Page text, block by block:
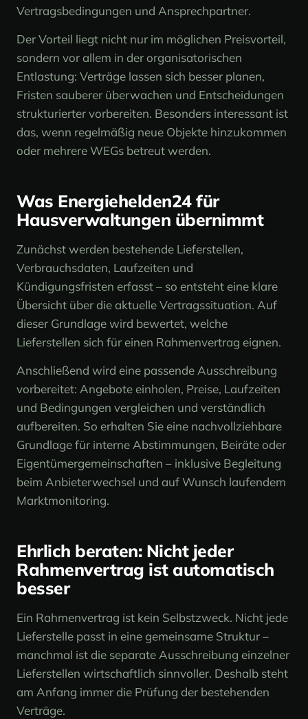
Vertragsbedingungen und Ansprechpartner.
Der Vorteil liegt nicht nur im möglichen Preisvorteil,
sondern vor allem in der organisatorischen
Entlastung: Verträge lassen sich besser planen,
Fristen sauberer überwachen und Entscheidungen
strukturierter vorbereiten. Besonders interessant ist
das, wenn regelmäßig neue Objekte hinzukommen
oder mehrere WEGs betreut werden.
Was Energiehelden24 für
Hausverwaltungen übernimmt
Zunächst werden bestehende Lieferstellen,
Verbrauchsdaten, Laufzeiten und
Kündigungsfristen erfasst – so entsteht eine klare
Übersicht über die aktuelle Vertragssituation. Auf
dieser Grundlage wird bewertet, welche
Lieferstellen sich für einen Rahmenvertrag eignen.
Anschließend wird eine passende Ausschreibung
vorbereitet: Angebote einholen, Preise, Laufzeiten
und Bedingungen vergleichen und verständlich
aufbereiten. So erhalten Sie eine nachvollziehbare
Grundlage für interne Abstimmungen, Beiräte oder
Eigentümergemeinschaften – inklusive Begleitung
beim Anbieterwechsel und auf Wunsch laufendem
Marktmonitoring.
Ehrlich beraten: Nicht jeder
Rahmenvertrag ist automatisch
besser
Ein Rahmenvertrag ist kein Selbstzweck. Nicht jede
Lieferstelle passt in eine gemeinsame Struktur –
manchmal ist die separate Ausschreibung einzelner
Lieferstellen wirtschaftlich sinnvoller. Deshalb steht
am Anfang immer die Prüfung der bestehenden
Verträge.